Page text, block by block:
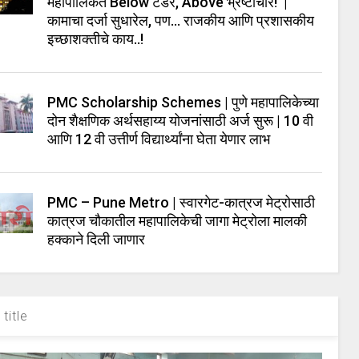
कामाचा दर्जा सुधारेल, पण… राजकीय आणि प्रशासकीय
इच्छाशक्तीचे काय..!
PMC Scholarship Schemes | पुणे महापालिकेच्या
दोन शैक्षणिक अर्थसहाय्य योजनांसाठी अर्ज सुरू | 10 वी
आणि 12 वी उत्तीर्ण विद्यार्थ्यांना घेता येणार लाभ
PMC – Pune Metro | स्वारगेट-कात्रज मेट्रोसाठी
कात्रज चौकातील महापालिकेची जागा मेट्रोला मालकी
हक्काने दिली जाणार